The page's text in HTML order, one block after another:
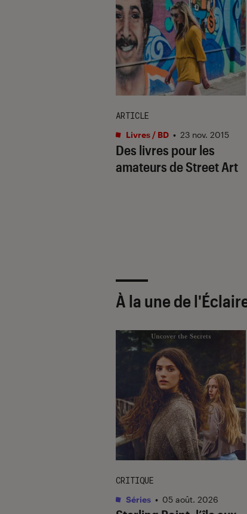
Des livres pour les
amateurs de Street Art
ARTICLE
Livres / BD • 23 nov. 2015
À la une de
CRITIQUE
Séries • 05 août. 2026